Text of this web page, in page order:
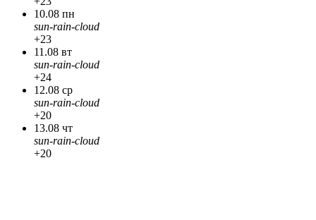
10.08 пн
sun-rain-cloud
+23
11.08 вт
sun-rain-cloud
+24
12.08 ср
sun-rain-cloud
+20
13.08 чт
sun-rain-cloud
+20